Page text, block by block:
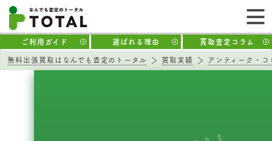
ご利用ガイド 選ばれる理由 買取査定コラム
無料出張買取はなんでも査定のトータル 買取実績 アンティーク・